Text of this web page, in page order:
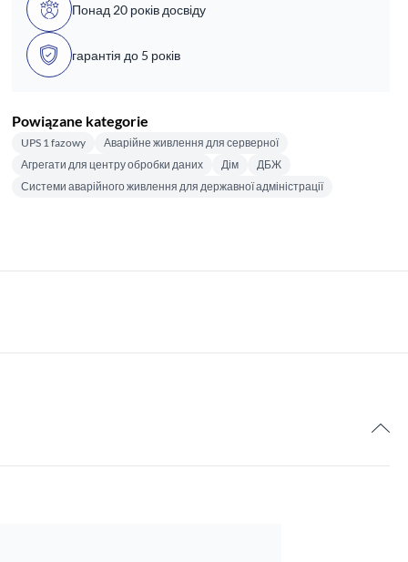
Понад 20 років досвіду
гарантія до 5 років
Powiązane kategorie
UPS 1 fazowy
Аварійне живлення для серверної
Агрегати для центру обробки даних
Дім
ДБЖ
Системи аварійного живлення для державної адміністрації